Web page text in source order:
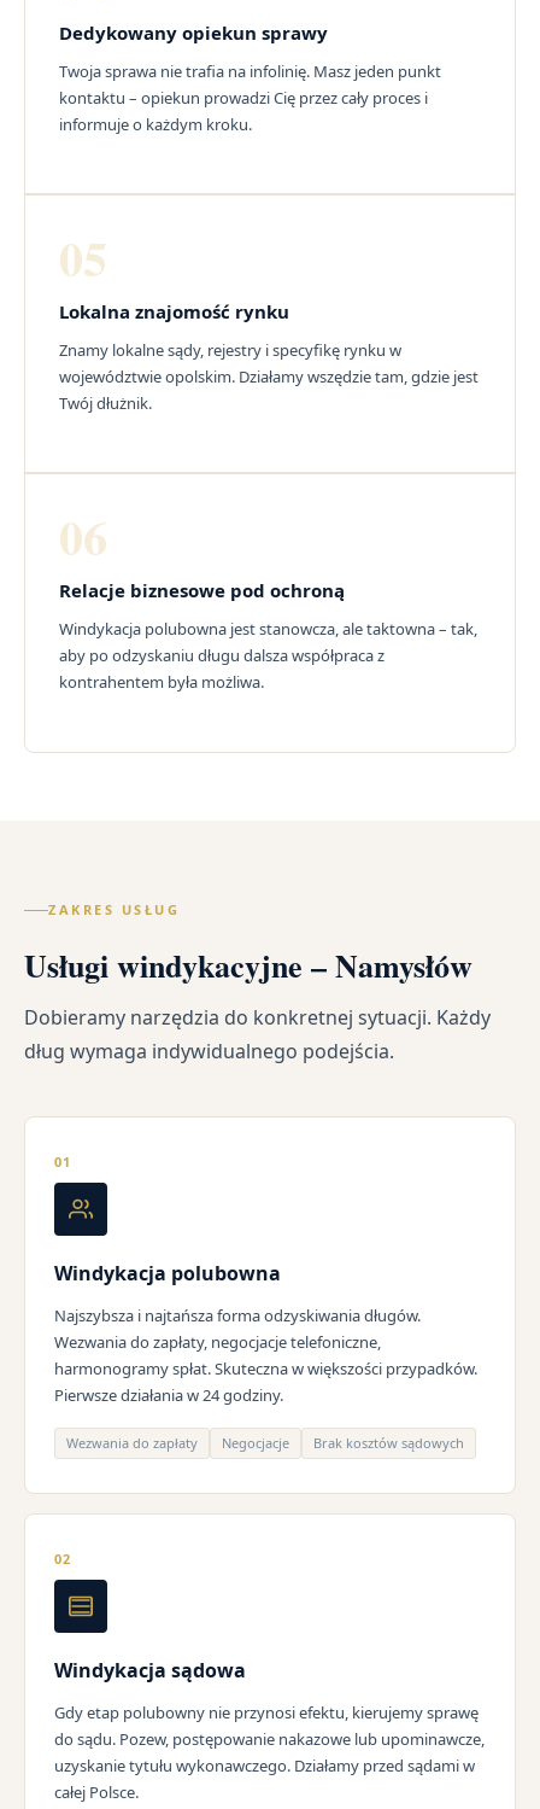
Dedykowany opiekun sprawy
Twoja sprawa nie trafia na infolinię. Masz jeden punkt
kontaktu – opiekun prowadzi Cię przez cały proces i
informuje o każdym kroku.
05
Lokalna znajomość rynku
Znamy lokalne sądy, rejestry i specyfikę rynku w
województwie opolskim. Działamy wszędzie tam, gdzie jest
Twój dłużnik.
06
Relacje biznesowe pod ochroną
Windykacja polubowna jest stanowcza, ale taktowna – tak,
aby po odzyskaniu długu dalsza współpraca z
kontrahentem była możliwa.
ZAKRES USŁUG
Usługi windykacyjne – Namysłów
Dobieramy narzędzia do konkretnej sytuacji. Każdy
dług wymaga indywidualnego podejścia.
01
Windykacja polubowna
Najszybsza i najtańsza forma odzyskiwania długów.
Wezwania do zapłaty, negocjacje telefoniczne,
harmonogramy spłat. Skuteczna w większości przypadków.
Pierwsze działania w 24 godziny.
Wezwania do zapłaty Negocjacje Brak kosztów sądowych
02
Windykacja sądowa
Gdy etap polubowny nie przynosi efektu, kierujemy sprawę
do sądu. Pozew, postępowanie nakazowe lub upominawcze,
uzyskanie tytułu wykonawczego. Działamy przed sądami w
całej Polsce.